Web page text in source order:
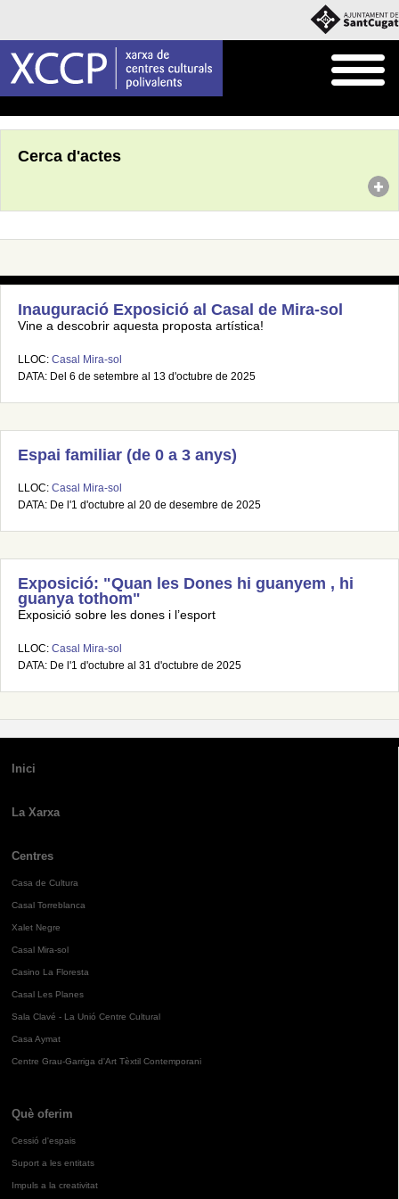
Cerca d'actes
Inauguració Exposició al Casal de Mira-sol
Vine a descobrir aquesta proposta artística!
LLOC: Casal Mira-sol
DATA: Del 6 de setembre al 13 d'octubre de 2025
Espai familiar (de 0 a 3 anys)
LLOC: Casal Mira-sol
DATA: De l'1 d'octubre al 20 de desembre de 2025
Exposició: "Quan les Dones hi guanyem , hi
guanya tothom"
Exposició sobre les dones i l’esport
LLOC: Casal Mira-sol
DATA: De l'1 d'octubre al 31 d'octubre de 2025
Inici
La Xarxa
Centres
Casa de Cultura
Casal Torreblanca
Xalet Negre
Casal Mira-sol
Casino La Floresta
Casal Les Planes
Sala Clavé - La Unió Centre Cultural
Casa Aymat
Centre Grau-Garriga d'Art Tèxtil Contemporani
Què oferim
Cessió d'espais
Suport a les entitats
Impuls a la creativitat